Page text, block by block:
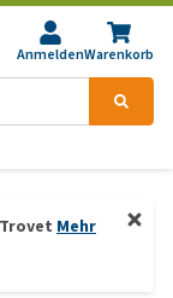
AnmeldenWarenkorb
Mehr